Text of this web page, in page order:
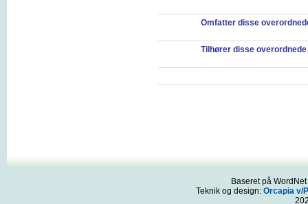
Omfatter disse
Tilhører disse
Baseret på
Teknik og design: Orcapia v/